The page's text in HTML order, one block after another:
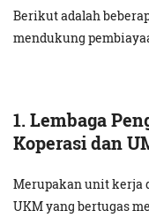
Berikut adalah
mendukung
1. Lembaga
Koperasi dan
Merupakan unit kerja
UKM yang bertugas